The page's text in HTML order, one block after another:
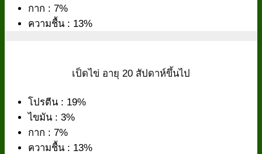
กาก : 7%
ความชื้น : 13%
เป็ดไข่ อายุ 20 สัปดาห์ขึ้นไป
โปรตีน : 19%
ไขมัน : 3%
กาก : 7%
ความชื้น : 13%